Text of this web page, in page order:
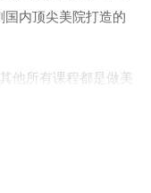
内顶尖美院打造的
他所有课程都是做美